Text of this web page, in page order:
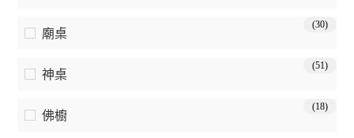
廟桌
(30)
神桌
(51)
佛櫥
(18)